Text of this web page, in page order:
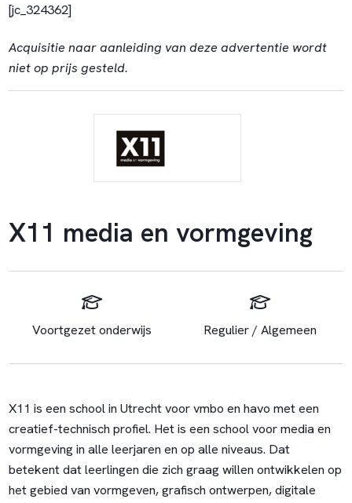
[jc_324362]
Acquisitie naar aanleiding van deze advertentie wordt
niet op prijs gesteld.
X11 media en vormgeving
Voortgezet onderwijs Regulier / Algemeen
X11 is een school in Utrecht voor vmbo en havo met een
creatief-technisch profiel. Het is een school voor media en
vormgeving in alle leerjaren en op alle niveaus. Dat
betekent dat leerlingen die zich graag willen ontwikkelen op
het gebied van vormgeven, grafisch ontwerpen, digitale